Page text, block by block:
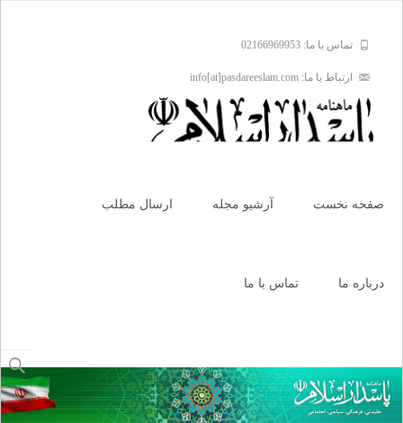
تماس با ما: 02166969953
ارتباط با ما: info[at]pasdareeslam.com
content
صفحه نخست آرشیو مجله ارسال مطلب
درباره ما تماس با ما
برای: